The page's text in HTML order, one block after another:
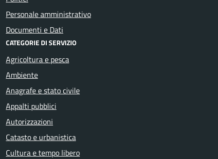
Personale amministrativo
Documenti e Dati
CATEGORIE DI SERVIZIO
Agricoltura e pesca
Ambiente
Anagrafe e stato civile
Appalti pubblici
Autorizzazioni
Catasto e urbanistica
Cultura e tempo libero